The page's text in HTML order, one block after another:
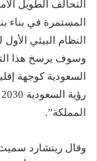
المستمرة في بناء
النظام البيئي
وسوف يرسخ هذا
السعودية كوجهة
المملكة”.
وقال ريتشارد